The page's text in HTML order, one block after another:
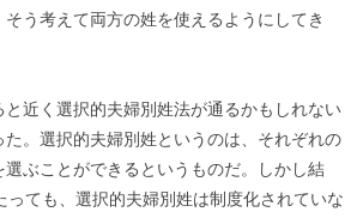
う考えて両方の姓を使えるようにしてき
近く選択的夫婦別姓法が通るかもしれない
た。選択的夫婦別姓というのは、それぞれの
ぶことができるというものだ。しかし結
っても、選択的夫婦別姓は制度化されていな